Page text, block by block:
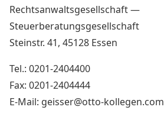
Rechtsanwaltsgesellschaft —
Steuerberatungsgesellschaft
Steinstr. 41, 45128 Essen
Tel.: 0201-2404400
Fax: 0201-2404444
E-Mail: geisser@otto-kollegen.com